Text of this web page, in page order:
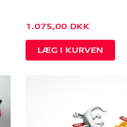
1.075,00 DKK